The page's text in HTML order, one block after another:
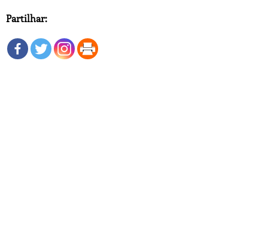
Partilhar: